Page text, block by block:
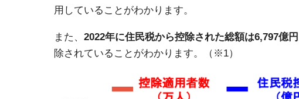
用していることがわかります。
また、 2022年に住民税から控除された総額は6,797億円
除されていることがわかります。（※1）